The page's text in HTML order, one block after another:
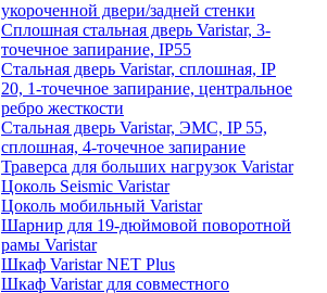
укороченной двери/задней стенки
Сплошная стальная дверь Varistar, 3-
точечное запирание, IP55
Стальная дверь Varistar, сплошная, IP
20, 1-точечное запирание, центральное
ребро жесткости
Стальная дверь Varistar, ЭМС, IP 55,
сплошная, 4-точечное запирание
Траверса для больших нагрузок Varistar
Цоколь Seismic Varistar
Цоколь мобильный Varistar
Шарнир для 19-дюймовой поворотной
рамы Varistar
Шкаф Varistar NET Plus
Шкаф Varistar для совместного